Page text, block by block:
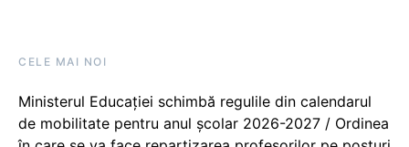
CELE MAI NOI
Ministerul Educației schimbă regulile din calendarul
de mobilitate pentru anul școlar 2026-2027 / Ordinea